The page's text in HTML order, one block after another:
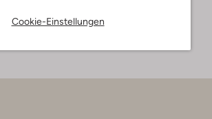
Cookie-Einstellungen